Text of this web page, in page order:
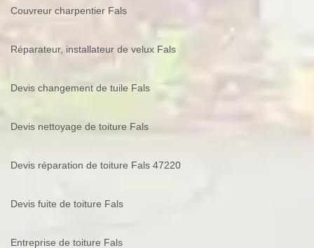
Couvreur charpentier Fals
Réparateur, installateur de velux Fals
Devis changement de tuile Fals
Devis nettoyage de toiture Fals
Devis réparation de toiture Fals 47220
Devis fuite de toiture Fals
Entreprise de toiture Fals